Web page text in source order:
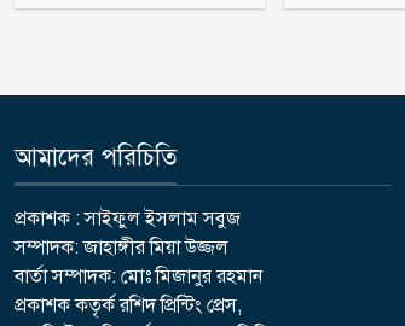
আমাদের পরিচিতি
প্রকাশক : সাইফুল ইসলাম সবুজ
সম্পাদক: জাহাঙ্গীর মিয়া উজ্জল
বার্তা সম্পাদক: মোঃ মিজানুর রহমান
প্রকাশক কতৃর্ক রশিদ প্রিন্টিং প্রেস,